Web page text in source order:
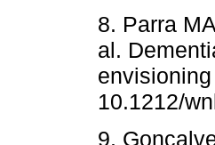
8. Parra
al.
10.1212/
9.